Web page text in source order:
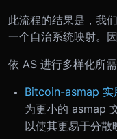
此流程的结果是，我
一个自治系统映射。
依 AS 进行多样化所
Bitcoin-asmap 实
为更小的 asmap
以使其更易于分散